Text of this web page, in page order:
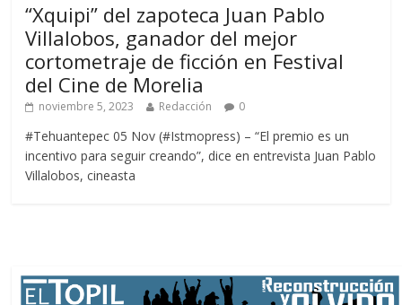
“Xquipi” del zapoteca Juan Pablo
Villalobos, ganador del mejor
cortometraje de ficción en Festival
del Cine de Morelia
noviembre 5, 2023 Redacción 0
#Tehuantepec 05 Nov (#Istmopress) – “El premio es un
incentivo para seguir creando”, dice en entrevista Juan Pablo
Villalobos, cineasta